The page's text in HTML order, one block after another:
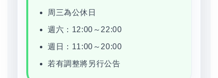
周三為公休日
週六：12:00～22:00
週日：11:00～20:00
若有調整將另行公告